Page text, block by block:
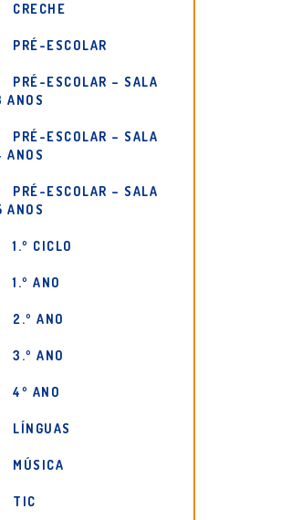
CRECHE
PRÉ-ESCOLAR
PRÉ-ESCOLAR – SALA
ANOS
PRÉ-ESCOLAR – SALA
ANOS
PRÉ-ESCOLAR – SALA
ANOS
1.º CICLO
1.º ANO
2.º ANO
3.º ANO
4º ANO
LÍNGUAS
MÚSICA
TIC